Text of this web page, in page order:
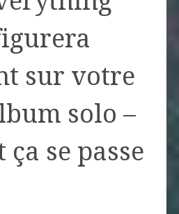
sur votre
solo –
se passe